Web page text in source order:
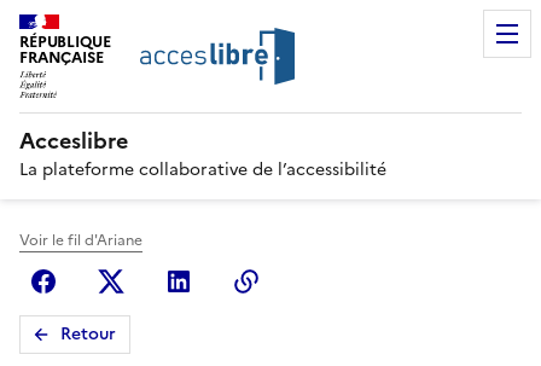
RÉPUBLIQUE
FRANÇAISE
Acceslibre
La plateforme collaborative de l’accessibilité
Voir le fil d'Ariane
FacebookX (anciennement Twitter)
Linkedin
Retour